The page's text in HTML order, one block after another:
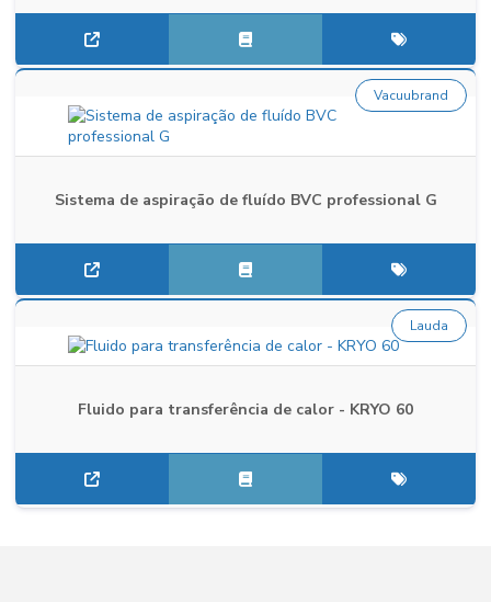
Sistema de aspiração de fluído BVC professional G
Vacuubrand
Fluido para transferência de calor - KRYO 60
Lauda